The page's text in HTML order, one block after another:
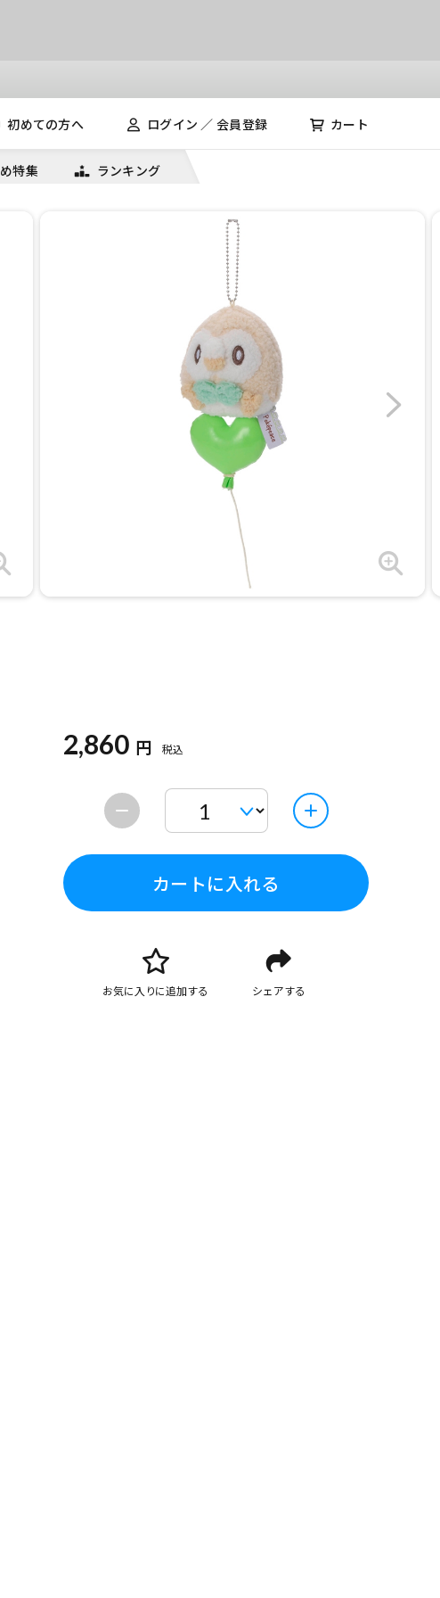
初めての方へ ログイン ／ 会員登録 カート
特集 ランキング
2,860 円 税込
カートに入れる
お気に入りに追加する シェアする